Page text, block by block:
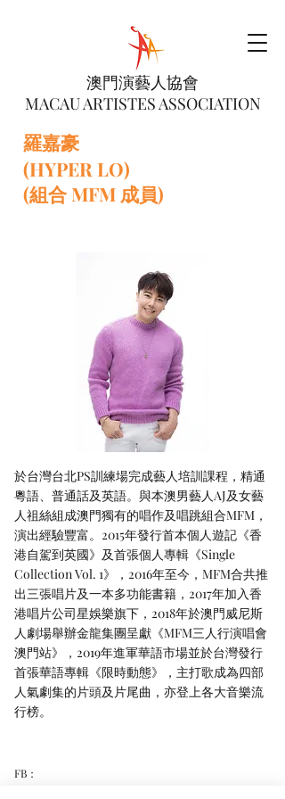
澳門演藝人協會
MACAU ARTISTES ASSOCIATION
羅嘉豪
(HYPER LO)
(組合 MFM 成員)
於台灣台北PS訓練場完成藝人培訓課程，精通
粵語、普通話及英語。與本澳男藝人AJ及女藝
人祖絲組成澳門獨有的唱作及唱跳組合MFM，
演出經驗豐富。2015年發行首本個人遊記《香
港自駕到英國》及首張個人專輯《Single
Collection Vol. 1》，2016年至今，MFM合共推
出三張唱片及一本多功能書籍，2017年加入香
港唱片公司星娛樂旗下，2018年於澳門威尼斯
人劇場舉辦金龍集團呈獻《MFM三人行演唱會
澳門站》，2019年進軍華語市場並於台灣發行
首張華語專輯《限時動態》，主打歌成為四部
人氣劇集的片頭及片尾曲，亦登上各大音樂流
行榜。
FB：